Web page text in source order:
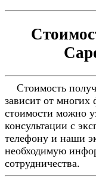
Стоимость
зависит от
стоимости можно
консультации с
телефону и наши
необходимую
сотрудничества.